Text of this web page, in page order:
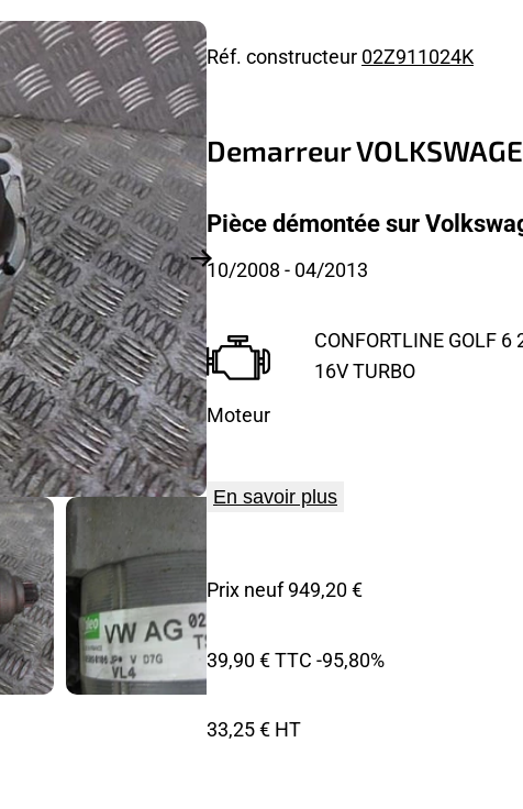
Réf. constructeur 02Z911024K
Demarreur
Pièce démontée sur
10/2008 - 04/2013
Moteur
CONFORTLINE GOLF 6
16V TURBO
En savoir plus
Prix neuf 949,20 €
39,90 € TTC -95,80%
33,25 € HT